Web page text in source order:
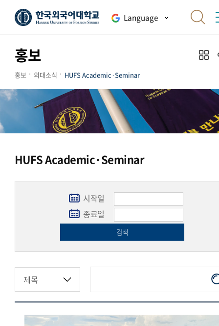
Language
홍보
홍보 외대소식 HUFS Academic·Seminar
HUFS Academic·Seminar
시작일
종료일